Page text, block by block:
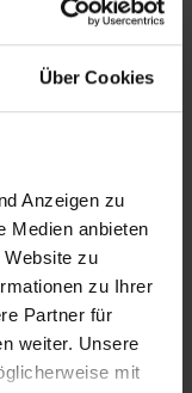
Über Cookies
Anzeigen zu
Medien anbieten
Website zu
zu Ihrer
Partner für
weiter. Unsere
mit
für mehr